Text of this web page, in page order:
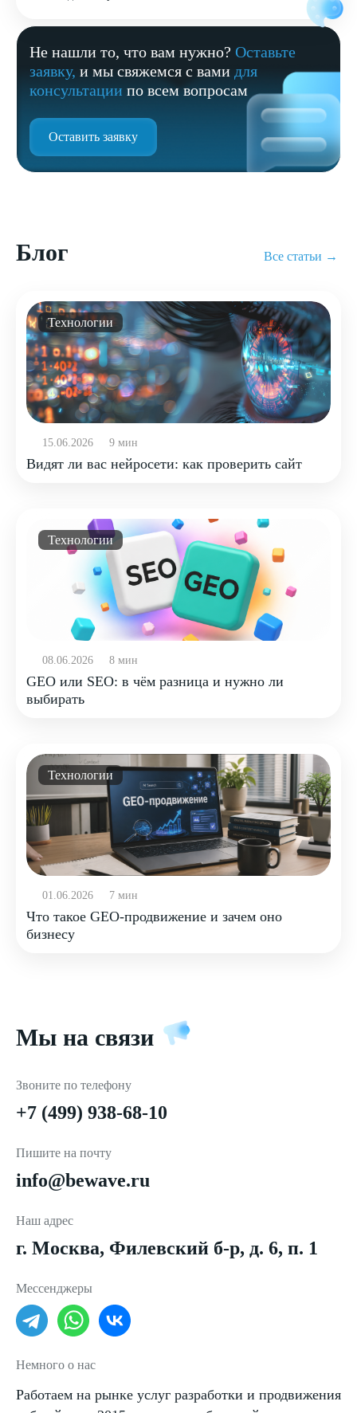
Не нашли то, что вам нужно? Оставьте
заявку, и мы свяжемся с вами для
консультации по всем вопросам
Оставить заявку
Блог Все статьи →
Технологии
15.06.2026 9 мин
Видят ли вас нейросети: как проверить сайт
Технологии
08.06.2026 8 мин
GEO или SEO: в чём разница и нужно ли
выбирать
Технологии
01.06.2026 7 мин
Что такое GEO-продвижение и зачем оно
бизнесу
Мы на связи
Звоните по телефону
+7 (499) 938-68-10
Пишите на почту
info@bewave.ru
Наш адрес
г. Москва, Филевский б-р, д. 6, п. 1
Мессенджеры
Немного о нас
Работаем на рынке услуг разработки и продвижения